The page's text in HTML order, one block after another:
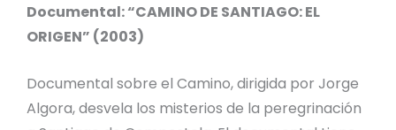
Documental: “CAMINO DE SANTIAGO: EL
ORIGEN” (2003)
Documental sobre el Camino, dirigida por Jorge
Algora, desvela los misterios de la peregrinación